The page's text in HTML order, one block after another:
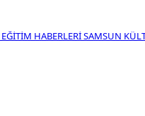
EĞITIM HABERLERISAMSUN